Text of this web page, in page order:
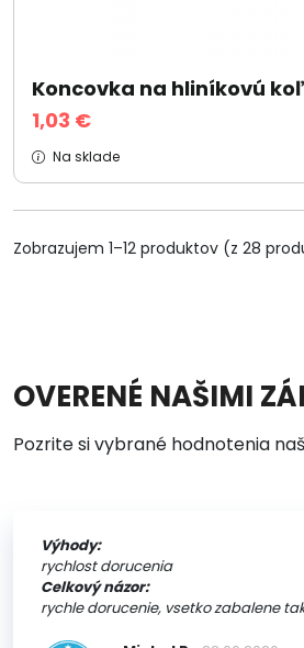
Koncovka na hliníkovú
1,03 €
Na sklade
Zobrazujem 1–12 produktov (z 28
OVERENÉ NAŠIMI
Pozrite si vybrané hodnotenia
Výhody:
rychlost dorucenia
Celkový názor:
rychle dorucenie, vsetko zabalene